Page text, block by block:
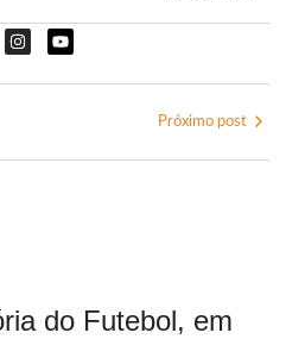
Próximo post
do Futebol, em